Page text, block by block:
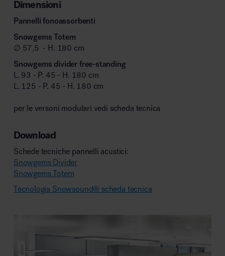
Dimensioni
Pannelli fonoassorbenti
Snowgems Totem
∅ 57,5 - H. 180 cm
Snowgems divider free-standing
L. 93 - P. 45 - H. 180 cm
L. 125 - P. 45 - H. 180 cm
per le versoni modulari vedi scheda tecnica
Download
Schede tecniche pannelli acustici:
Snowgems Divider
Snowgems Totem
Tecnologia Snowsound® scheda tecnica